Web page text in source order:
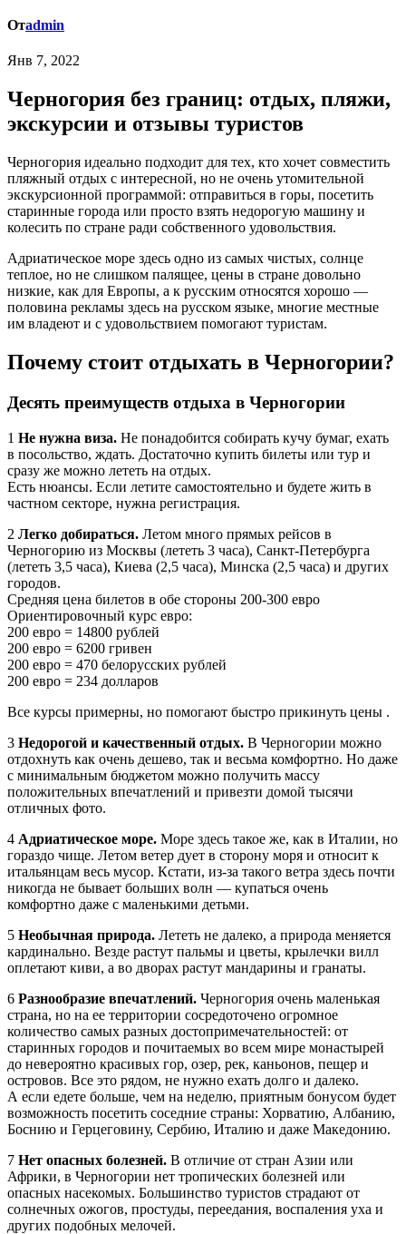
Отadmin
Янв 7, 2022
Черногория без границ: отдых, пляжи,
экскурсии и отзывы туристов
Черногория идеально подходит для тех, кто хочет совместить
пляжный отдых с интересной, но не очень утомительной
экскурсионной программой: отправиться в горы, посетить
старинные города или просто взять недорогую машину и
колесить по стране ради собственного удовольствия.
Адриатическое море здесь одно из самых чистых, солнце
теплое, но не слишком палящее, цены в стране довольно
низкие, как для Европы, а к русским относятся хорошо —
половина рекламы здесь на русском языке, многие местные
им владеют и с удовольствием помогают туристам.
Почему стоит отдыхать в Черногории?
Десять преимуществ отдыха в Черногории
1 Не нужна виза. Не понадобится собирать кучу бумаг, ехать
в посольство, ждать. Достаточно купить билеты или тур и
сразу же можно лететь на отдых.
Есть нюансы. Если летите самостоятельно и будете жить в
частном секторе, нужна регистрация.
2 Легко добираться. Летом много прямых рейсов в
Черногорию из Москвы (лететь 3 часа), Санкт-Петербурга
(лететь 3,5 часа), Киева (2,5 часа), Минска (2,5 часа) и других
городов.
Средняя цена билетов в обе стороны 200-300 евро
Ориентировочный курс евро:
200 евро = 14800 рублей
200 евро = 6200 гривен
200 евро = 470 белорусских рублей
200 евро = 234 долларов
Все курсы примерны, но помогают быстро прикинуть цены .
3 Недорогой и качественный отдых. В Черногории можно
отдохнуть как очень дешево, так и весьма комфортно. Но даже
с минимальным бюджетом можно получить массу
положительных впечатлений и привезти домой тысячи
отличных фото.
4 Адриатическое море. Море здесь такое же, как в Италии, но
гораздо чище. Летом ветер дует в сторону моря и относит к
итальянцам весь мусор. Кстати, из-за такого ветра здесь почти
никогда не бывает больших волн — купаться очень
комфортно даже с маленькими детьми.
5 Необычная природа. Лететь не далеко, а природа меняется
кардинально. Везде растут пальмы и цветы, крылечки вилл
оплетают киви, а во дворах растут мандарины и гранаты.
6 Разнообразие впечатлений. Черногория очень маленькая
страна, но на ее территории сосредоточено огромное
количество самых разных достопримечательностей: от
старинных городов и почитаемых во всем мире монастырей
до невероятно красивых гор, озер, рек, каньонов, пещер и
островов. Все это рядом, не нужно ехать долго и далеко.
А если едете больше, чем на неделю, приятным бонусом будет
возможность посетить соседние страны: Хорватию, Албанию,
Боснию и Герцеговину, Сербию, Италию и даже Македонию.
7 Нет опасных болезней. В отличие от стран Азии или
Африки, в Черногории нет тропических болезней или
опасных насекомых. Большинство туристов страдают от
солнечных ожогов, простуды, переедания, воспаления уха и
других подобных мелочей.